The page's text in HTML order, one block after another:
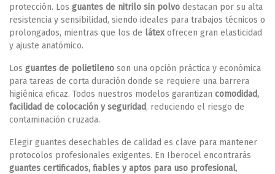
protección. Los guantes de nitrilo sin polvo destacan por su alta
resistencia y sensibilidad, siendo ideales para trabajos técnicos o
prolongados, mientras que los de látexofrecen gran elasticidad
y ajuste anatómico.
Los guantes de polietileno son una opción práctica y económica
para tareas de corta duración donde se requiere una barrera
higiénica eficaz. Todos nuestros modelos garantizan comodidad,
facilidad de colocación y seguridad, reduciendo el riesgo de
contaminación cruzada.
Elegir guantes desechables de calidad es clave para mantener
protocolos profesionales exigentes. En Iberocel encontrarás
guantes certificados, fiables y aptos para uso profesional,